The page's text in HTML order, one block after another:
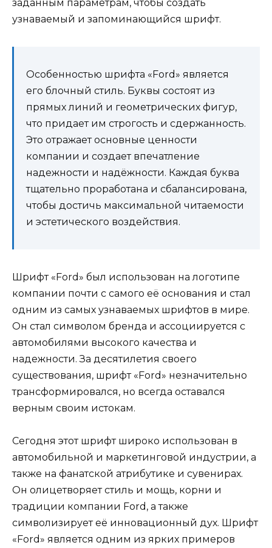
заданным параметрам, чтобы создать
узнаваемый и запоминающийся шрифт.
Особенностью шрифта «Ford» является
его блочный стиль. Буквы состоят из
прямых линий и геометрических фигур,
что придает им строгость и сдержанность.
Это отражает основные ценности
компании и создает впечатление
надежности и надёжности. Каждая буква
тщательно проработана и сбалансирована,
чтобы достичь максимальной читаемости
и эстетического воздействия.
Шрифт «Ford» был использован на логотипе
компании почти с самого её основания и стал
одним из самых узнаваемых шрифтов в мире.
Он стал символом бренда и ассоциируется с
автомобилями высокого качества и
надежности. За десятилетия своего
существования, шрифт «Ford» незначительно
трансформировался, но всегда оставался
верным своим истокам.
Сегодня этот шрифт широко использован в
автомобильной и маркетинговой индустрии, а
также на фанатской атрибутике и сувенирах.
Он олицетворяет стиль и мощь, корни и
традиции компании Ford, а также
символизирует её инновационный дух. Шрифт
«Ford» является одним из ярких примеров